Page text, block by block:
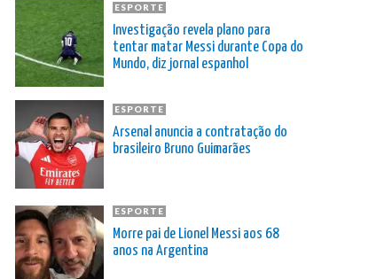
ESPORTE
Investigação revela plano para
tentar matar Messi durante Copa do
Mundo, diz jornal espanhol
ESPORTE
Arsenal anuncia a contratação do
brasileiro Bruno Guimarães
ESPORTE
Morre pai de Lionel Messi aos 68
anos na Argentina